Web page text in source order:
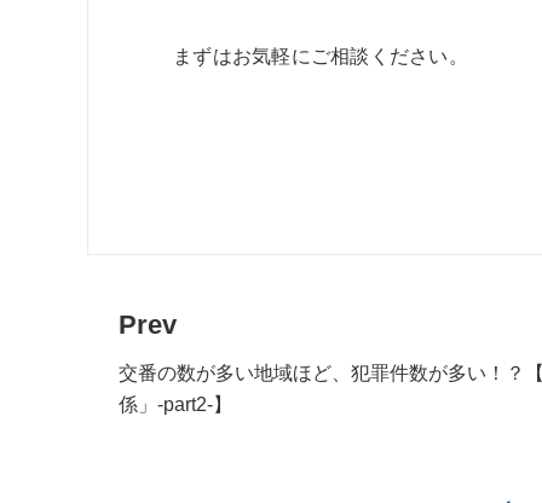
まずはお気軽にご相談ください。
Prev
交番の数が多い地域ほど、犯罪件数が多い！？
係」-part2-】